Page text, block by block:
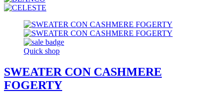
Quick shop
SWEATER CON CASHMERE
FOGERTY